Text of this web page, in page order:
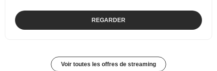
REGARDER
Voir toutes les offres de streaming